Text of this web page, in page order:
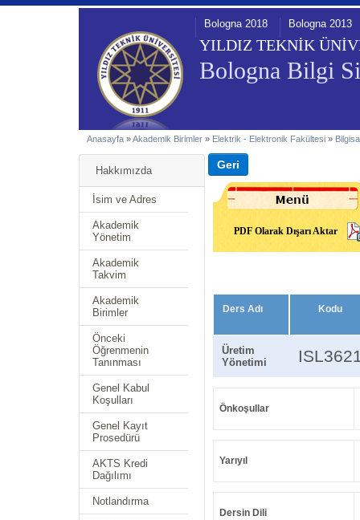
YILDIZ TEKNİK
Bologna Bilgi
Bologna 2018 Bologna 2013
Anasayfa »Akademik Birimler » Elektrik - Elektronik Fakültesi »
Hakkımızda
İsim ve Adres
Akademik
Yönetim
Akademik
Takvim
Akademik
Birimler
Önceki
Öğrenmenin
Tanınması
Genel Kabul
Koşulları
Genel Kayıt
Prosedürü
AKTS Kredi
Dağılımı
Notlandırma
PDF Olarak Dışarı Aktar
Ders Adı Kodu
Üretim
Yönetimi
Önkoşullar
Yarıyıl
Dersin Dili